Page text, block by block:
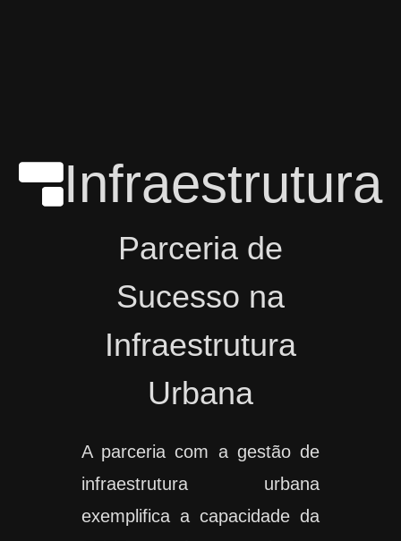
Infraestrutura
Parceria de
Sucesso na
Infraestrutura
Urbana
A parceria com a gestão de
infraestrutura urbana
exemplifica a capacidade da